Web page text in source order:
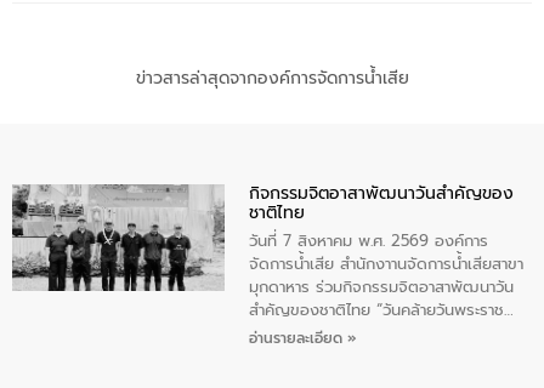
ข่าวสารล่าสุดจากองค์การจัดการน้ำเสีย
กิจกรรมจิตอาสาพัฒนาวันสําคัญของ
ชาติไทย
วันที่ 7 สิงหาคม พ.ศ. 2569 องค์การ
จัดการน้ำเสีย สำนักงาานจัดการน้ำเสียสาขา
มุกดาหาร ร่วมกิจกรรมจิตอาสาพัฒนาวัน
สําคัญของชาติไทย “วันคล้ายวันพระราช
สมภพ สมเด็จพระนางเจ้าสิริกิติ์พระบรม
อ่านรายละเอียด »